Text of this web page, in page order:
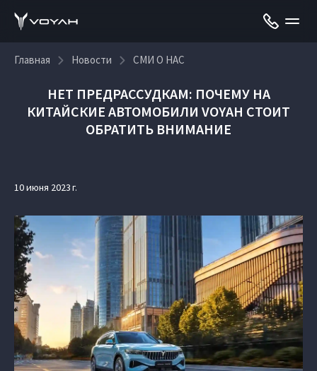
Главная Новости СМИ О НАС
НЕТ ПРЕДРАССУДКАМ: ПОЧЕМУ НА
КИТАЙСКИЕ АВТОМОБИЛИ VOYAH СТОИТ
ОБРАТИТЬ ВНИМАНИЕ
10 июня 2023 г.